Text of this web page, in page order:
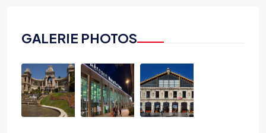
GALERIE PHOTOS